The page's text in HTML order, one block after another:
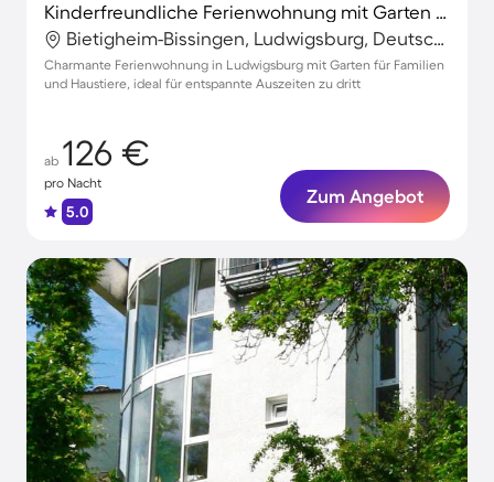
Kinderfreundliche Ferienwohnung mit Garten | Stadtblick | Hunde erlaubt
Bietigheim-Bissingen, Ludwigsburg, Deutschland
Charmante Ferienwohnung in Ludwigsburg mit Garten für Familien
und Haustiere, ideal für entspannte Auszeiten zu dritt
ab 126 €
pro Nacht
5.0
Zum Angebot